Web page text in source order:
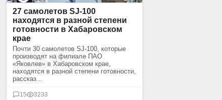
27 самолетов SJ-100
находятся в разной степени
готовности в Хабаровском
крае
Почти 30 самолетов SJ-100, которые
производят на филиале ПАО
«Яковлев» в Хабаровском крае,
находятся в разной степени готовности,
рассказ...
15 3233